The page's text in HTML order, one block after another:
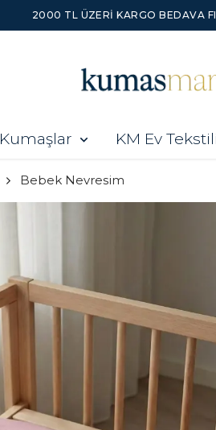
2000 TL ÜZERI KARGO BEDAVA
Kumaşlar KM Ev Tekstili
Bebek Nevresim